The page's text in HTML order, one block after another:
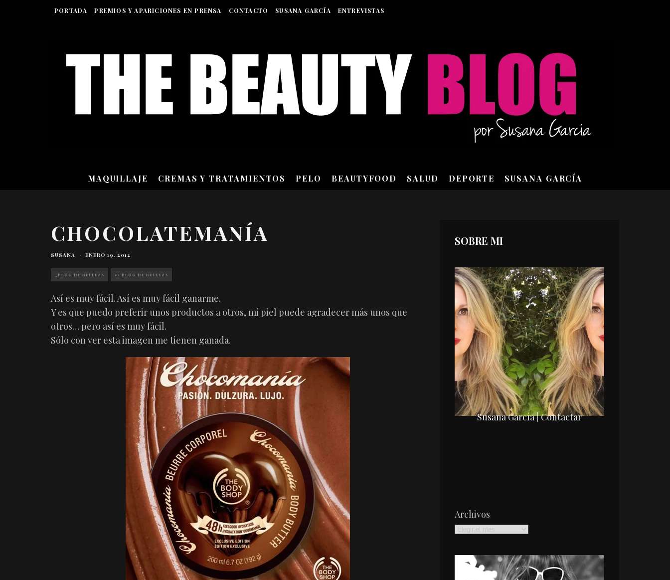
PORTADA PREMIOS Y APARICIONES EN PRENSA CONTACTO SUSANA GARCÍA ENTREVISTAS
MAQUILLAJE CREMAS Y TRATAMIENTOS PELO BEAUTYFOOD SALUD DEPORTE SUSANA GARCÍA
CHOCOLATEMANÍA
SUSANA · ENERO 19, 2012
_BLOG DE BELLEZA 01 BLOG DE BELLEZA
Así es muy fácil. Así es muy fácil ganarme.
Y es que puedo preferir unos productos a otros, mi piel puede agradecer más unos que
otros… pero así es muy fácil.
Sólo con ver esta imagen me tienen ganada.
SOBRE MI
Susana García | Contactar
Archivos